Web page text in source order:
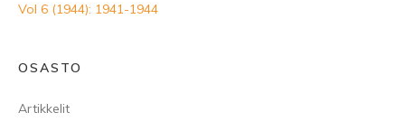
Vol 6 (1944): 1941-1944
OSASTO
Artikkelit